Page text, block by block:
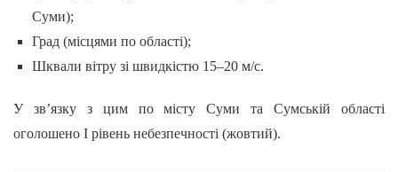
Суми);
Град (місцями по області);
Шквали вітру зі швидкістю 15–20 м/с.
У зв’язку з цим по місту Суми та Сумській області
оголошено І рівень небезпечності (жовтий).